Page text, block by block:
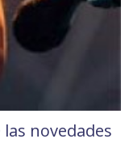
novedades